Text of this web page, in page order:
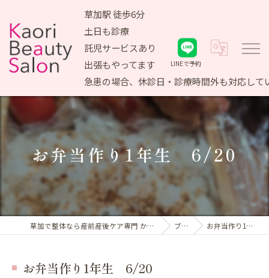
草加駅 徒歩6分
土日も診療
託児サービスあり
出張もやってます
急患の場合、休診日・診療時間外も対応して
LINEで予約
お弁当作り1年生 6/20
草加で整体なら産前産後ケア専門 かおりビューティサロン ブログ お弁当作り1年生 6/20
お弁当作り1年生 6/20